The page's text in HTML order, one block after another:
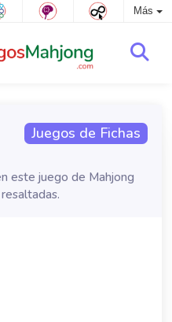
Más
Juegos de Fichas
este juego de Mahjong